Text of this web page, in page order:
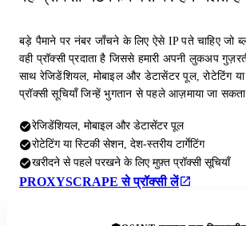
बड़े पैमाने पर नंबर जाँचने के लिए ऐसे IP पते चाहिए जो
वही प्रॉक्सी प्रदाता है जिससे हमारी अपनी लुकअप
साथ रेजिडेंशियल, मोबाइल और डेटासेंटर पूल, रोटेटिंग
प्रॉक्सी सूचियाँ जिन्हें भुगतान से पहले आज़माया जा
रेजिडेंशियल, मोबाइल और डेटासेंटर पूल
रोटेटिंग या स्टिकी सेशन, देश-स्तरीय टार्गेटिंग
खरीदने से पहले परखने के लिए मुफ़्त प्रॉक्सी सूचियाँ
PROXYSCRAPE से प्रॉक्सी लें